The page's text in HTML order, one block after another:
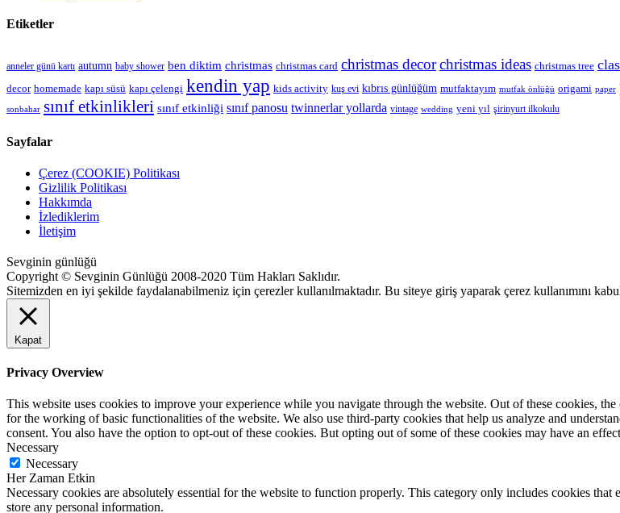
Etiketler
anneler günü kartı autumn baby shower ben diktim christmas christmas card christmas decorchristmas ideas christmas tree
decor homemade kapı süsü kapı çelengi kendin yap kids activity kuş evi kıbrıs günlüğüm mutfaktayım mutfak önlüğü origami paper
sonbahar sınıf etkinlikleri sınıf etkinliği sınıf panosu twinnerlar yollarda vintage wedding yeni yıl şirinyurt ilkokulu
Sayfalar
Çerez (COOKIE) Politikası
Gizlilik Politikası
Hakkımda
İzlediklerim
İletişim
Sevginin günlüğü
Copyright © Sevginin Günlüğü 2008-2020 Tüm Hakları Saklıdır.
Sitemizden en iyi şekilde faydalanabilmeniz için çerezler kullanılmaktadır. Bu siteye giriş yaparak çerez kullanımını
Kapat
Privacy Overview
This website uses cookies to improve your experience while you navigate through the website. Out of these cookies,
for the working of basic functionalities of the website. We also use third-party cookies that help us analyze and
consent. You also have the option to opt-out of these cookies. But opting out of some of these cookies may have an
Necessary
Necessary
Her Zaman Etkin
Necessary cookies are absolutely essential for the website to function properly. This category only includes cookies
store any personal information.